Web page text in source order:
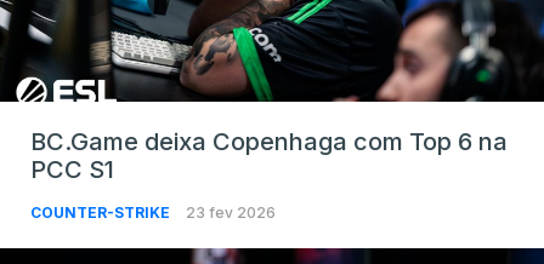
BC.Game deixa Copenhaga com Top 6 na
PCC S1
COUNTER-STRIKE 23 fev 2026